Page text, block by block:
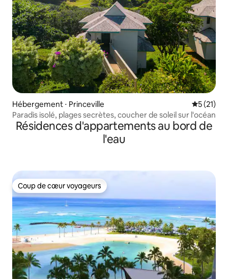
Hébergement ⋅ Princeville
5 (21)
Paradis isolé, plages secrètes, coucher de soleil sur l'océan
Résidences d'appartements au bord de
l'eau
Coup de cœur voyageurs
Coup de cœur voyageurs